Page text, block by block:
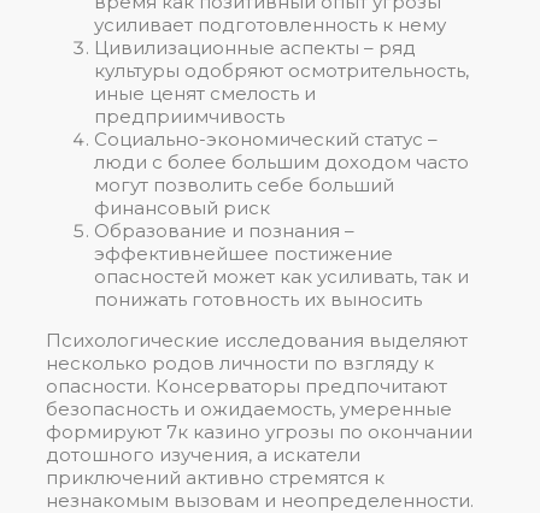
усиливает подготовленность к нему
Цивилизационные аспекты – ряд
культуры одобряют осмотрительность,
иные ценят смелость и
предприимчивость
Социально-экономический статус –
люди с более большим доходом часто
могут позволить себе больший
финансовый риск
Образование и познания –
эффективнейшее постижение
опасностей может как усиливать, так и
понижать готовность их выносить
Психологические исследования выделяют
несколько родов личности по взгляду к
опасности. Консерваторы предпочитают
безопасность и ожидаемость, умеренные
формируют 7к казино угрозы по окончании
дотошного изучения, а искатели
приключений активно стремятся к
незнакомым вызовам и неопределенности.